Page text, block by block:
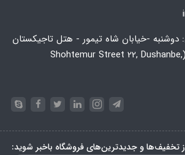
دوشنبه -خیابان شاه تیمور - هتل تاجیکستان
- طبقه همکف. (Shohtemur Street 22, Dushanbe,
تخفیف‌ها و جدیدترین‌های فروشگاه باخبر شوید: